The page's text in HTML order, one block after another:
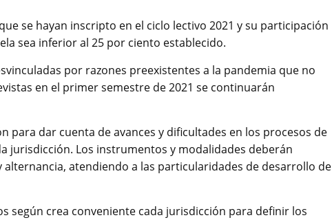
se hayan inscripto en el ciclo lectivo 2021 y su participación
sea inferior al 25 por ciento establecido.
por razones preexistentes a la pandemia que no
en el primer semestre de 2021 se continuarán
para dar cuenta de avances y dificultades en los procesos de
jurisdicción. Los instrumentos y modalidades deberán
atendiendo a las particularidades de desarrollo de
según crea conveniente cada jurisdicción para definir los